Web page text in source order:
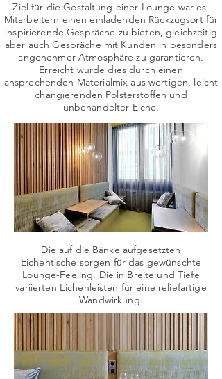
Ziel für die Gestaltung einer Lounge war es,
Mitarbeitern einen einladenden Rückzugsort für
inspirierende Gespräche zu bieten, gleichzeitig
aber auch Gespräche mit Kunden in besonders
angenehmer Atmosphäre zu garantieren.
Erreicht wurde dies durch einen
ansprechenden Materialmix aus wertigen, leicht
changierenden Polsterstoffen und
unbehandelter Eiche.
Die auf die Bänke aufgesetzten
Eichentische sorgen für das gewünschte
Lounge-Feeling. Die in Breite und Tiefe
variierten Eichenleisten für eine reliefartige
Wandwirkung.